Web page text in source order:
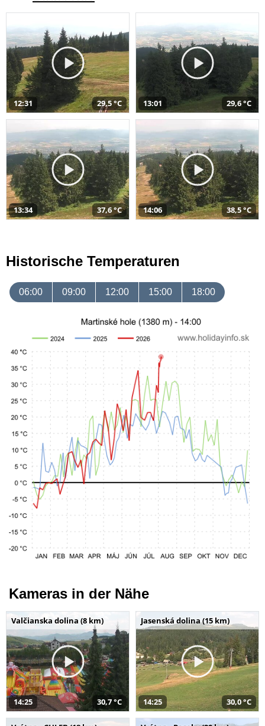
12:31 29,5 °C 13:01 29,6 °C
13:34 37,6 °C 14:06 38,5 °C
Historische Temperaturen
06:00 09:00 12:00 15:00 18:00
Kameras in der Nähe
Valčianska dolina (8 km)
14:25 30,7 °C
Jasenská dolina (15 km)
14:25 30,0 °C